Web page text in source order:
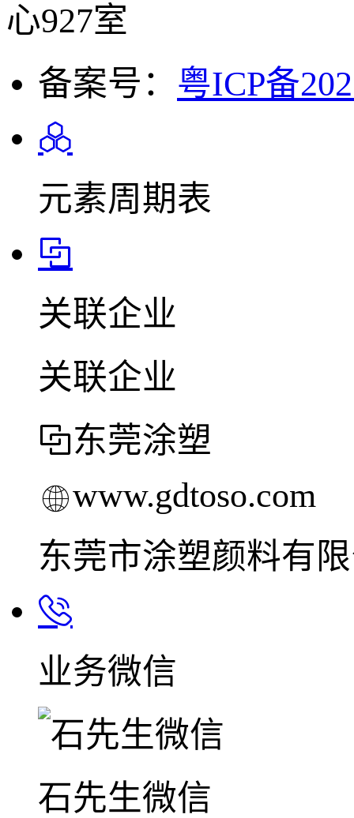
心927室
备案号： 粤ICP备
元素周期表
关联企业
关联企业
东莞涂塑
www.gdtoso.com
东莞市涂塑颜料有
业务微信
石先生微信